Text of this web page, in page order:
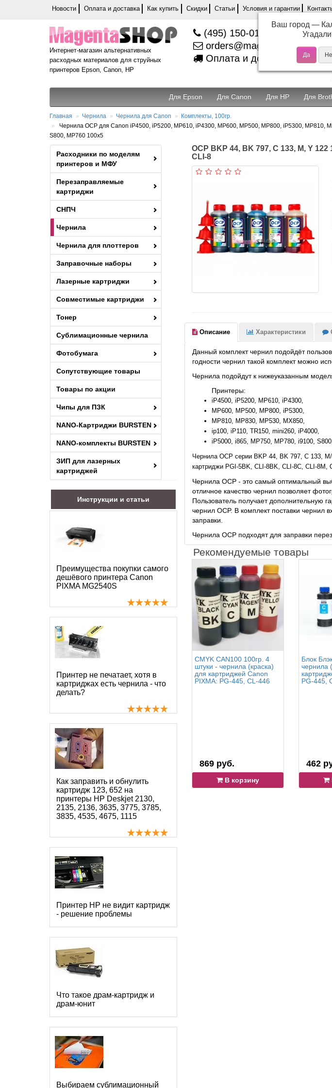
Новости Оплата и доставка Как купить Скидки Статьи Условия и гарантии
Интернет-магазин альтернативных
расходных материалов для струйных
принтеров Epson, Canon, HP
(495) 150-01-37
orders@magentashop.ru
Оплата и доставка
Для Epson Для Canon Для HP Для
Главная Чернила Чернила для Canon
Комплекты, 100гр.
Чернила OCP для Canon iP4500, iP5200, MP610, iP4300, MP600, MP500, MP800, iP5300,
S800, MP760 100x5
Расходники по моделям
принтеров и МФУ
Перезаправляемые
картриджи
СНПЧ
Чернила
Чернила для плоттеров
Заправочные наборы
Лазерные картриджи
Совместимые картриджи
Тонер
Сублимационные чернила
Фотобумага
Сопутствующие товары
Товары по акции
Чипы для ПЗК
NANO-Картриджи BURSTEN
NANO-комплекты BURSTEN
ЗИП для лазерных
картриджей
Инструкции и статьи
Преимущества покупки самого
дешёвого принтера Canon
PIXMA MG2540S
Принтер не печатает, хотя в
картриджах есть чернила - что
делать?
Как заправить и обнулить
картридж 123, 652 на
принтеры HP Deskjet 2130,
2135, 2136, 3635, 3775, 3785,
3835, 4535, 4675, 1115
Принтер HP не видит картридж
- решение проблемы
Что такое драм-картридж и
драм-юнит
Выбираем сублимационный
OCP BKP 44, BK 797, C 133, M, Y
CLI-8
Описание Характеристики
Данный комплект чернил подойдёт
годности чернил такой комплект можно
Чернила подойдут к нижеуказанным
Принтеры:
iP4500, iP5200, MP610, iP4300,
MP600, MP500, MP800, iP5300,
MP810, MP830, MP530, MX850,
ip100, iP110, TR150, mini260, iP4000,
iP5000, i865, MP750, MP780, i9100,
Чернила OCP серии BKP 44, BK 797, C 133,
картриджи PGI-5BK, CLI-8BK, CLI-8C, CLI-8M,
Чернила OCP - это самый оптимальный
отличное качество чернил позволяет
Пользователь получает дополнительную
чернил OCP. В комплект поставки чернил
заправки.
Чернила OCP подходят для заправки
Рекомендуемые товары
CMYK CAN100 100гр. 4
штуки - чернила (краска)
для картриджей Canon
PIXMA: PG-445, CL-446
869 руб.
В корзину
Блок
чернила
PG-445,
462
Ваш город —